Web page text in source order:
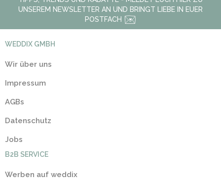
UNSEREM NEWSLETTER AN UND BRINGT LIEBE IN EUER
POSTFACH
WEDDIX GMBH
Wir über uns
Impressum
AGBs
Datenschutz
Jobs
B2B SERVICE
Werben auf weddix